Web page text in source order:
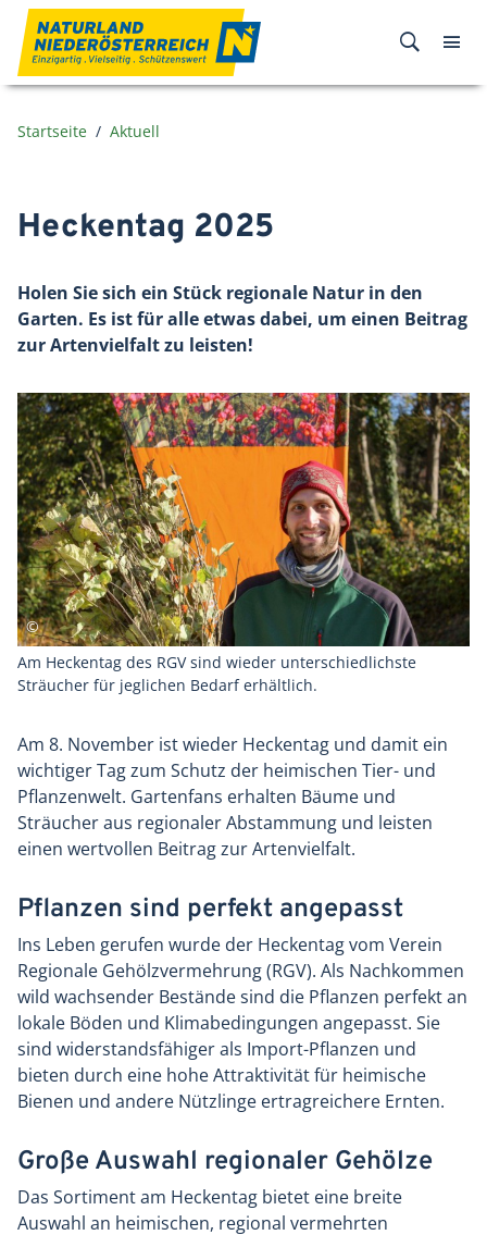
Zum Inhalt
Startseite Aktuell
Heckentag 2025
Holen Sie sich ein Stück regionale Natur in den
Garten. Es ist für alle etwas dabei, um einen Beitrag
zur Artenvielfalt zu leisten!
Am Heckentag des RGV sind wieder unterschiedlichste
Sträucher für jeglichen Bedarf erhältlich.
Am 8. November ist wieder Heckentag und damit ein
wichtiger Tag zum Schutz der heimischen Tier- und
Pflanzenwelt. Gartenfans erhalten Bäume und
Sträucher aus regionaler Abstammung und leisten
einen wertvollen Beitrag zur Artenvielfalt.
Pflanzen sind perfekt angepasst
Ins Leben gerufen wurde der Heckentag vom Verein
Regionale Gehölzvermehrung (RGV). Als Nachkommen
wild wachsender Bestände sind die Pflanzen perfekt an
lokale Böden und Klimabedingungen angepasst. Sie
sind widerstandsfähiger als Import-Pflanzen und
bieten durch eine hohe Attraktivität für heimische
Bienen und andere Nützlinge ertragreichere Ernten.
Große Auswahl regionaler Gehölze
Das Sortiment am Heckentag bietet eine breite
Auswahl an heimischen, regional vermehrten